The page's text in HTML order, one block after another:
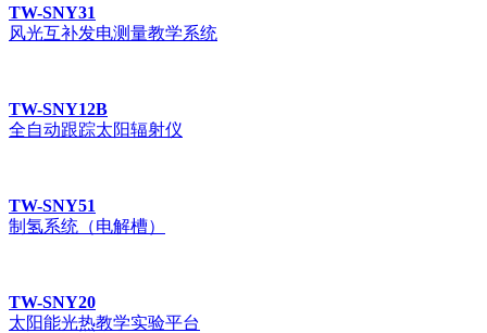
TW-SNY31
风光互补发电测量教学系统
TW-SNY12B
全自动跟踪太阳辐射仪
TW-SNY51
制氢系统（电解槽）
TW-SNY20
太阳能光热教学实验平台